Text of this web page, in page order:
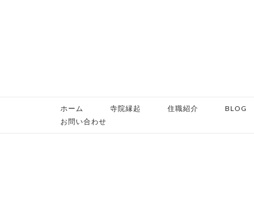
ホーム 寺院縁起 住職紹介 BLOG
お問い合わせ